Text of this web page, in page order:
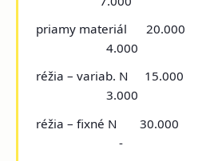
priamy materiál
4.000
réžia – variab. N
3.000
réžia – fixné N
-